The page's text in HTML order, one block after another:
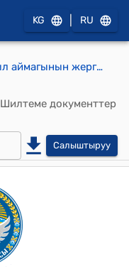
KG RU
Болот Мамбетов айыл аймагынын жергиликтүү Кеңешинин VII -чакырылышынын IV -сессиясынын 2024-жылдын 19-апрелиндеги №17 "Темир-Канат айылындагы 40 орундуу бала бакчага “Кумтѳр Голд Компани” ЖАКунун каржылоосу менен 1 600 000 сомго инвентар алуу жѳнүндѳ." токтому
Шилтеме документтер
Салыштыруу